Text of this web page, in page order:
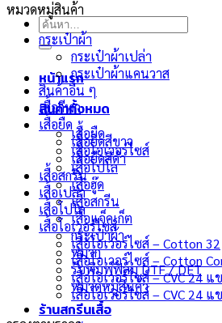
ค้นหา:
หน้าแรก
สินค้าทั้งหมด
เสื้อยืด
เสื้อโอเวอร์ไซส์
เสื้อโปโล
เสื้อฮู๊ด
เสื้อสกรีน
เสื้อแจ็คเก็ต
กระเป๋าผ้า
หมวก
รับพิมพ์ฟิล์ม DTF / DFT
หมวดหมู่สินค้า
ร้านสกรีนเสื้อ
หมวดหมู่สินค้า
กระเป๋าผ้า
กระเป๋าผ้าเปล่า
กระเป๋าผ้าแคนวาส
สินค้าอื่น ๆ
เสื้อกีฬา
เสื้อยืด
เสื้อยืดสีขาว
เสื้อยืดสีดำ
เสื้อสกรีน
เสื้อเปล่า
เสื้อโปโล
เสื้อโอเวอร์ไซส์
เสื้อโอเวอร์ไซส์ – Cotton 32
เสื้อโอเวอร์ไซส์ – Cotton
เสื้อโอเวอร์ไซส์ – CVC 24 แ
เสื้อโอเวอร์ไซส์ – CVC 24